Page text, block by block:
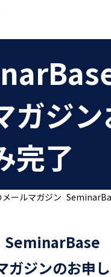
ガジ
完了
ールマガジン
SeminarBase
ガジンのお申